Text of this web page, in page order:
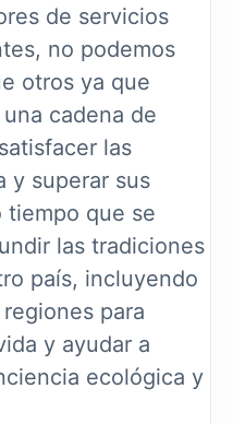
de servicios
no podemos
otros ya que
cadena de
las
y superar sus
tiempo que se
las tradiciones
país, incluyendo
para
y ayudar a
ecológica y